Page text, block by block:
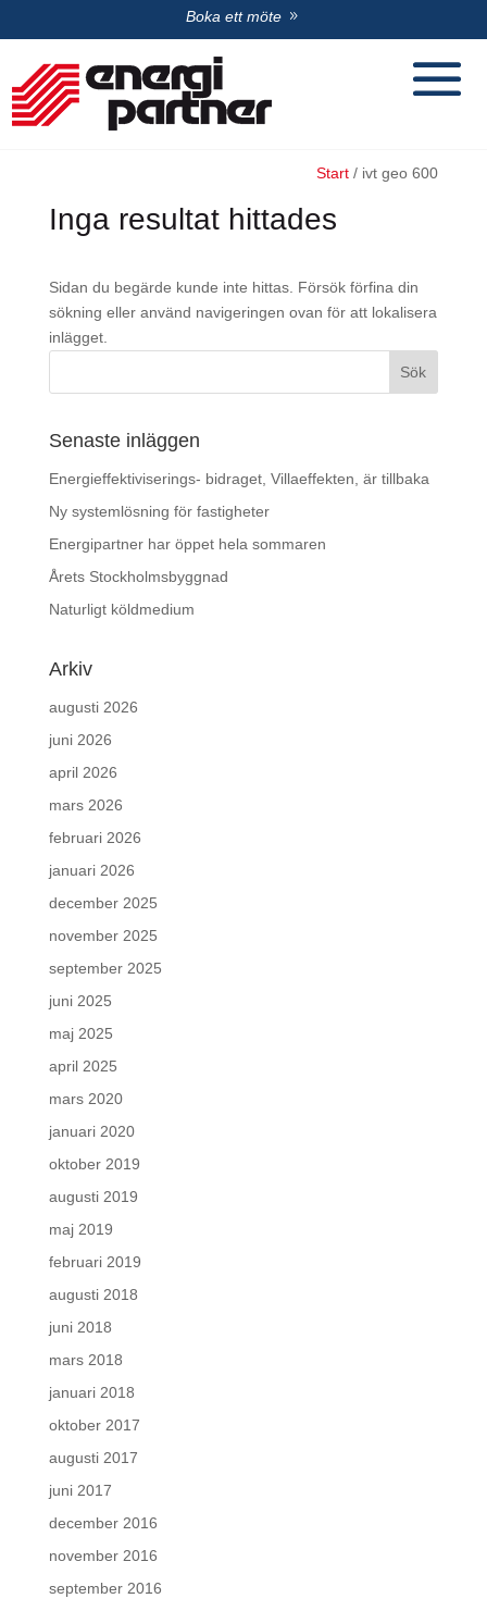
Boka ett möte
Start / ivt geo 600
Inga resultat hittades
Sidan du begärde kunde inte hittas. Försök förfina din
sökning eller använd navigeringen ovan för att lokalisera
inlägget.
Senaste inläggen
Energieffektiviserings- bidraget, Villaeffekten, är tillbaka
Ny systemlösning för fastigheter
Energipartner har öppet hela sommaren
Årets Stockholmsbyggnad
Naturligt köldmedium
Arkiv
augusti 2026
juni 2026
april 2026
mars 2026
februari 2026
januari 2026
december 2025
november 2025
september 2025
juni 2025
maj 2025
april 2025
mars 2020
januari 2020
oktober 2019
augusti 2019
maj 2019
februari 2019
augusti 2018
juni 2018
mars 2018
januari 2018
oktober 2017
augusti 2017
juni 2017
december 2016
november 2016
september 2016